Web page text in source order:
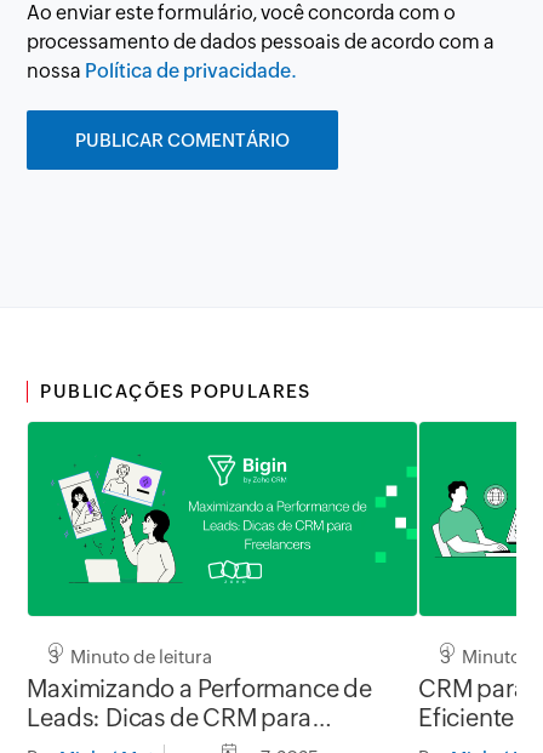
Ao enviar este formulário, você concorda com o
processamento de dados pessoais de acordo com a
nossa Política de privacidade.
PUBLICAÇÕES POPULARES
3 Minuto de leitura
Maximizando a Performance de
Leads: Dicas de CRM para
Freelancers
3 Minuto
CRM para
Eficiente